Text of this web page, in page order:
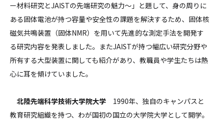
ー材料研究とJAISTの先端研究の魅力～」と題して、身の周りに
ある固体電池が持つ容量や安全性の課題を解決するため、固体核
磁気共鳴装置（固体NMR）を用いて先進的な測定手法を開発す
る研究内容を発表しました。またJAISTが持つ幅広い研究分野や
所有する大型装置に関しても紹介があり、教職員や学生たちは熱
心に耳を傾けていました。
北陸先端科学技術大学院大学 1990年、独自のキャンパスと
教育研究組織を持つ、わが国初の国立の大学院大学として開学。